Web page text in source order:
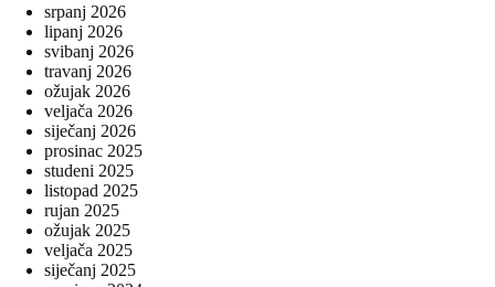
srpanj 2026
lipanj 2026
svibanj 2026
travanj 2026
ožujak 2026
veljača 2026
siječanj 2026
prosinac 2025
studeni 2025
listopad 2025
rujan 2025
ožujak 2025
veljača 2025
siječanj 2025